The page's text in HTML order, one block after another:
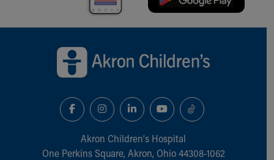
Akron Children‘s Hospital
One Perkins Square, Akron, Ohio 44308-1062